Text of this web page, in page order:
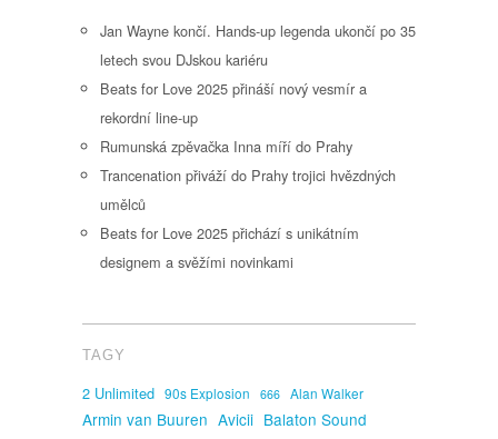
Jan Wayne končí. Hands-up legenda ukončí po 35
letech svou DJskou kariéru
Beats for Love 2025 přináší nový vesmír a
rekordní line-up
Rumunská zpěvačka Inna míří do Prahy
Trancenation přiváží do Prahy trojici hvězdných
umělců
Beats for Love 2025 přichází s unikátním
designem a svěžími novinkami
TAGY
2 Unlimited 90s Explosion 666 Alan Walker
Armin van Buuren Avicii Balaton Sound